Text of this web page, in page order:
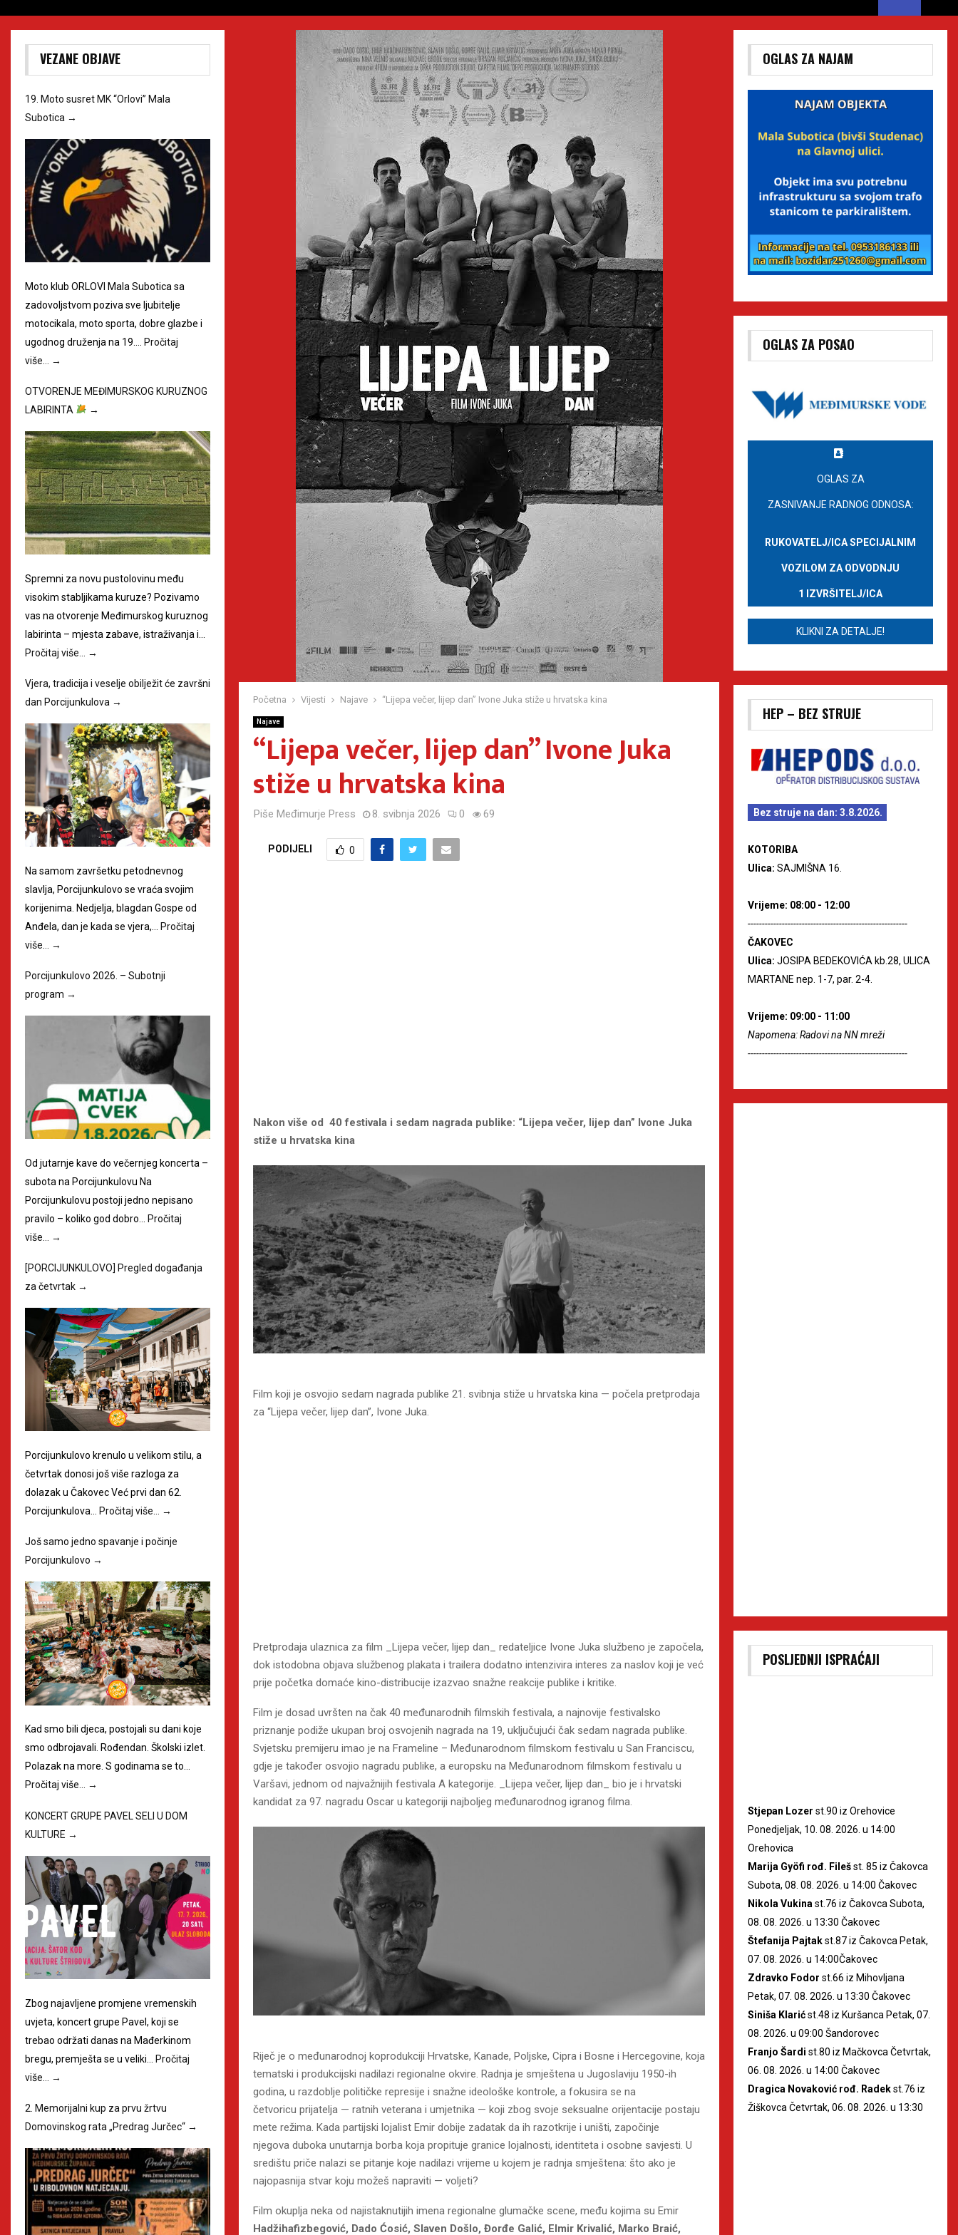
Početna Vijesti Najave “Lijepa večer, lijep dan” Ivone Juka stiže u hrvatska kina
Najave
“Lijepa večer, lijep dan” Ivone Juka
stiže u hrvatska kina
Piše Međimurje Press 8. svibnja 2026 0 69
PODIJELI 0
Nakon više od 40 festivala i sedam nagrada publike: “Lijepa večer, lijep dan” Ivone Juka
stiže u hrvatska kina
Film koji je osvojio sedam nagrada publike 21. svibnja stiže u hrvatska kina — počela pretprodaja
za “Lijepa večer, lijep dan”, Ivone Juka.
Pretprodaja ulaznica za film _Lijepa večer, lijep dan_ redateljice Ivone Juka službeno je započela,
dok istodobna objava službenog plakata i trailera dodatno intenzivira interes za naslov koji je već
prije početka domaće kino-distribucije izazvao snažne reakcije publike i kritike.
Film je dosad uvršten na čak 40 međunarodnih filmskih festivala, a najnovije festivalsko
priznanje podiže ukupan broj osvojenih nagrada na 19, uključujući čak sedam nagrada publike.
Svjetsku premijeru imao je na Frameline – Međunarodnom filmskom festivalu u San Franciscu,
gdje je također osvojio nagradu publike, a europsku na Međunarodnom filmskom festivalu u
Varšavi, jednom od najvažnijih festivala A kategorije. _Lijepa večer, lijep dan_ bio je i hrvatski
kandidat za 97. nagradu Oscar u kategoriji najboljeg međunarodnog igranog filma.
Riječ je o međunarodnoj koprodukciji Hrvatske, Kanade, Poljske, Cipra i Bosne i Hercegovine, koja
tematski i produkcijski nadilazi regionalne okvire. Radnja je smještena u Jugoslaviju 1950-ih
godina, u razdoblje političke represije i snažne ideološke kontrole, a fokusira se na
četvoricu prijatelja — ratnih veterana i umjetnika — koji zbog svoje seksualne orijentacije postaju
mete režima. Kada partijski lojalist Emir dobije zadatak da ih razotkrije i uništi, započinje
njegova duboka unutarnja borba koja propituje granice lojalnosti, identiteta i osobne savjesti. U
središtu priče nalazi se pitanje koje nadilazi vrijeme u kojem je radnja smještena: što ako je
najopasnija stvar koju možeš napraviti — voljeti?
Film okuplja neka od najistaknutijih imena regionalne glumačke scene, među kojima su Emir
Hadžihafizbegović, Dado Ćosić, Slaven Došlo, Đorđe Galić, Elmir Krivalić, Marko Braić,
VEZANE OBJAVE
19. Moto susret MK “Orlovi” Mala
Subotica →
Moto klub ORLOVI Mala Subotica sa
zadovoljstvom poziva sve ljubitelje
motocikala, moto sporta, dobre glazbe i
ugodnog druženja na 19.…
Pročitaj
više…
→
OTVORENJE MEĐIMURSKOG KURUZNOG
LABIRINTA
→
Spremni za novu pustolovinu među
visokim stabljikama kuruze? Pozivamo
vas na otvorenje Međimurskog kuruznog
labirinta – mjesta zabave, istraživanja i…
Pročitaj više…
→
Vjera, tradicija i veselje obilježit će završni
dan Porcijunkulova →
Na samom završetku petodnevnog
slavlja, Porcijunkulovo se vraća svojim
korijenima. Nedjelja, blagdan Gospe od
Anđela, dan je kada se vjera,… Pročitaj
više… →
Porcijunkulovo 2026. – Subotnji
program →
Od jutarnje kave do večernjeg koncerta –
subota na Porcijunkulovu Na
Porcijunkulovu postoji jedno nepisano
pravilo – koliko god dobro…
Pročitaj
više…
→
[PORCIJUNKULOVO] Pregled događanja
za četvrtak →
Porcijunkulovo krenulo u velikom stilu, a
četvrtak donosi još više razloga za
dolazak u Čakovec Već prvi dan 62.
Porcijunkulova… Pročitaj više… →
Još samo jedno spavanje i počinje
Porcijunkulovo →
Kad smo bili djeca, postojali su dani koje
smo odbrojavali. Rođendan. Školski izlet.
Polazak na more. S godinama se to…
Pročitaj više… →
KONCERT GRUPE PAVEL SELI U DOM
KULTURE →
Zbog najavljene promjene vremenskih
uvjeta, koncert grupe Pavel, koji se
trebao održati danas na Mađerkinom
bregu, premješta se u veliki…
Pročitaj
više…
→
2. Memorijalni kup za prvu žrtvu
Domovinskog rata „Predrag Jurčec“ →
OGLAS ZA NAJAM
OGLAS ZA POSAO
OGLAS ZA
ZASNIVANJE RADNOG ODNOSA:
RUKOVATELJ/ICA SPECIJALNIM
VOZILOM ZA ODVODNJU
1 IZVRŠITELJ/ICA
KLIKNI ZA DETALJE!
HEP – BEZ STRUJE
Bez struje na dan: 3.8.2026.
KOTORIBA
Ulica: SAJMIŠNA 16.
Vrijeme: 08:00 - 12:00
--------------------------------------------------------
ČAKOVEC
Ulica: JOSIPA BEDEKOVIĆA kb.28, ULICA
MARTANE nep. 1-7, par. 2-4.
Vrijeme: 09:00 - 11:00
Napomena: Radovi na NN mreži
--------------------------------------------------------
POSLJEDNJI ISPRAĆAJI
Stjepan Lozer st.90 iz Orehovice
Ponedjeljak, 10. 08. 2026. u 14:00
Orehovica
Marija Gyöfi rođ. Filešst. 85 iz Čakovca
Subota, 08. 08. 2026. u 14:00 Čakovec
Nikola Vukina st.76 iz Čakovca Subota,
08. 08. 2026. u 13:30 Čakovec
Štefanija Pajtakst.87 iz Čakovca Petak,
07. 08. 2026. u 14:00Čakovec
Zdravko Fodor st.66 iz Mihovljana
Petak, 07. 08. 2026. u 13:30 Čakovec
Siniša Klarićst.48 iz Kuršanca Petak, 07.
08. 2026. u 09:00 Šandorovec
Franjo Šardi st.80 iz Mačkovca Četvrtak,
06. 08. 2026. u 14:00 Čakovec
Dragica Novaković rođ. Radekst.76 iz
Žiškovca Četvrtak, 06. 08. 2026. u 13:30